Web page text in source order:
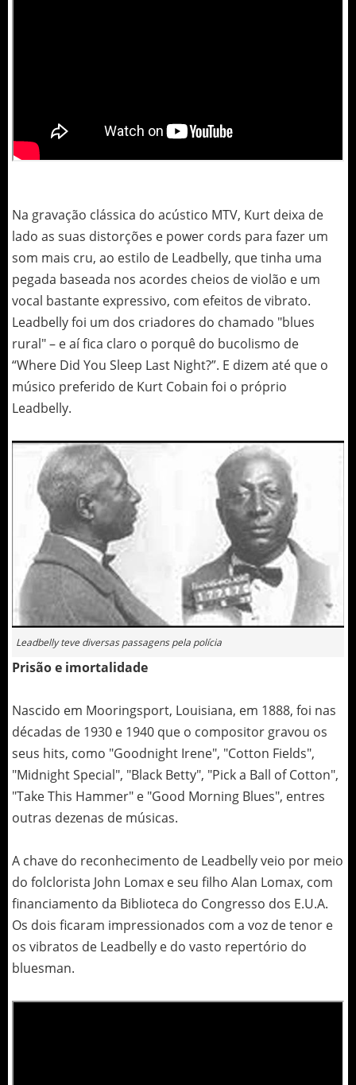
Na gravação clássica do acústico MTV, Kurt deixa de
lado as suas distorções e power cords para fazer um
som mais cru, ao estilo de Leadbelly, que tinha uma
pegada baseada nos acordes cheios de violão e um
vocal bastante expressivo, com efeitos de vibrato.
Leadbelly foi um dos criadores do chamado "blues
rural" – e aí fica claro o porquê do bucolismo de
“Where Did You Sleep Last Night?”. E dizem até que o
músico preferido de Kurt Cobain foi o próprio
Leadbelly.
Leadbelly teve diversas passagens pela polícia
Prisão e imortalidade
Nascido em Mooringsport, Louisiana, em 1888, foi nas
décadas de 1930 e 1940 que o compositor gravou os
seus hits, como "Goodnight Irene", "Cotton Fields",
"Midnight Special", "Black Betty", "Pick a Ball of Cotton",
"Take This Hammer" e "Good Morning Blues", entres
outras dezenas de músicas.
A chave do reconhecimento de Leadbelly veio por meio
do folclorista John Lomax e seu filho Alan Lomax, com
financiamento da Biblioteca do Congresso dos E.U.A.
Os dois ficaram impressionados com a voz de tenor e
os vibratos de Leadbelly e do vasto repertório do
bluesman.